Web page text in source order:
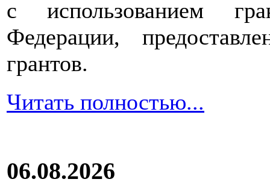
с использованием
Федерации,
грантов.
Читать полностью...
06.08.2026